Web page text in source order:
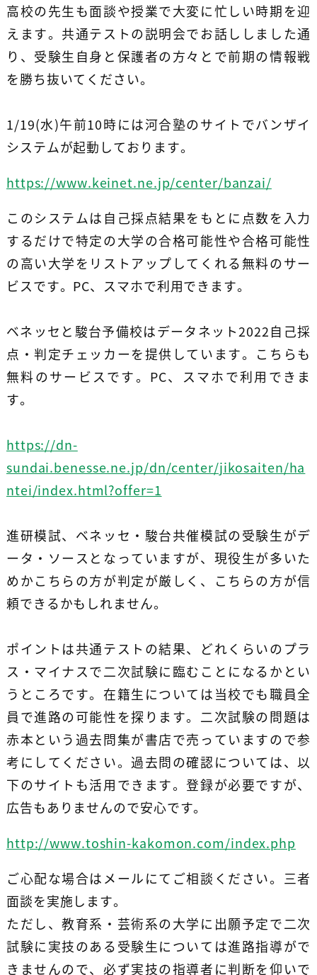
高校の先生も面談や授業で大変に忙しい時期を迎
えます。共通テストの説明会でお話ししました通
り、受験生自身と保護者の方々とで前期の情報戦
を勝ち抜いてください。
1/19(水)午前10時には河合塾のサイトでバンザイ
システムが起動しております。
https://www.keinet.ne.jp/center/banzai/
このシステムは自己採点結果をもとに点数を入力
するだけで特定の大学の合格可能性や合格可能性
の高い大学をリストアップしてくれる無料のサー
ビスです。PC、スマホで利用できます。
ベネッセと駿台予備校はデータネット2022自己採
点・判定チェッカーを提供しています。こちらも
無料のサービスです。PC、スマホで利用できま
す。
https://dn-
sundai.benesse.ne.jp/dn/center/jikosaiten/ha
ntei/index.html?offer=1
進研模試、ベネッセ・駿台共催模試の受験生がデ
ータ・ソースとなっていますが、現役生が多いた
めかこちらの方が判定が厳しく、こちらの方が信
頼できるかもしれません。
ポイントは共通テストの結果、どれくらいのプラ
ス・マイナスで二次試験に臨むことになるかとい
うところです。在籍生については当校でも職員全
員で進路の可能性を探ります。二次試験の問題は
赤本という過去問集が書店で売っていますので参
考にしてください。過去問の確認については、以
下のサイトも活用できます。登録が必要ですが、
広告もありませんので安心です。
http://www.toshin-kakomon.com/index.php
ご心配な場合はメールにてご相談ください。三者
面談を実施します。
ただし、教育系・芸術系の大学に出願予定で二次
試験に実技のある受験生については進路指導がで
きませんので、必ず実技の指導者に判断を仰いで